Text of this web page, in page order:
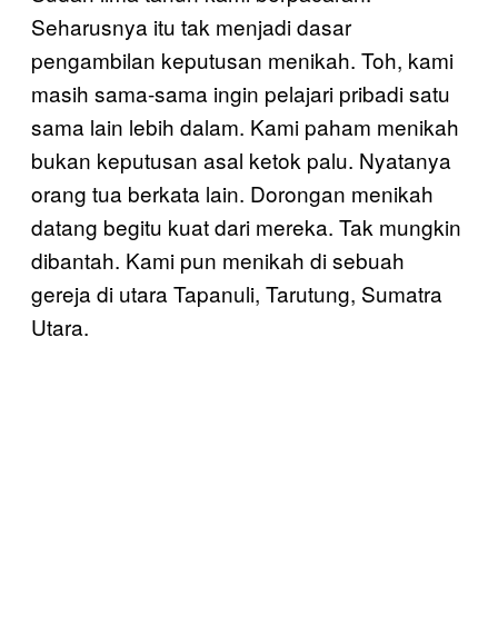
Seharusnya itu tak menjadi dasar
pengambilan keputusan menikah. Toh, kami
masih sama-sama ingin pelajari pribadi satu
sama lain lebih dalam. Kami paham menikah
bukan keputusan asal ketok palu. Nyatanya
orang tua berkata lain. Dorongan menikah
datang begitu kuat dari mereka. Tak mungkin
dibantah. Kami pun menikah di sebuah
gereja di utara Tapanuli, Tarutung, Sumatra
Utara.